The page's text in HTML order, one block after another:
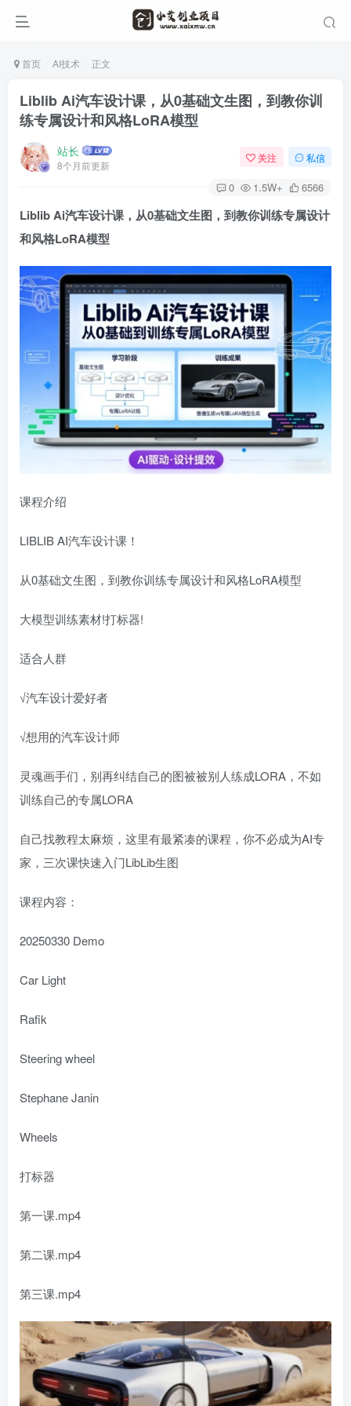
首页 AI技术 正文
Liblib Ai汽车设计课，从0基础文生图，到教你训
练专属设计和风格LoRA模型
站长
8个月前更新
关注 私信
0 1.5W+ 6566
LiblibAi汽车设计课 ，从0基础文生图，到教你训练专属设计
和风格LoRA模型
课程介绍
LIBLIB AI汽车设计课！
从0基础文生图，到教你训练专属设计和风格LoRA模型
大模型训练素材!打标器!
适合人群
√汽车设计爱好者
√想用的汽车设计师
灵魂画手们，别再纠结自己的图被被别人练成LORA，不如
训练自己的专属LORA
自己找教程太麻烦，这里有最紧凑的课程，你不必成为AI专
家，三次课快速入门LibLib生图
课程内容：
20250330 Demo
Car Light
Rafik
Steering wheel
Stephane Janin
Wheels
打标器
第一课.mp4
第二课.mp4
第三课.mp4